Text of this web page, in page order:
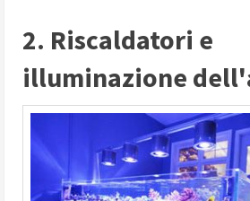
2. Riscaldatori e
illuminazione